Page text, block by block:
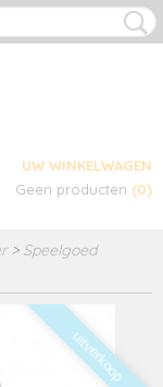
UW WINKELWAGEN
Geen producten (0)
> Speelgoed
uitverkoop